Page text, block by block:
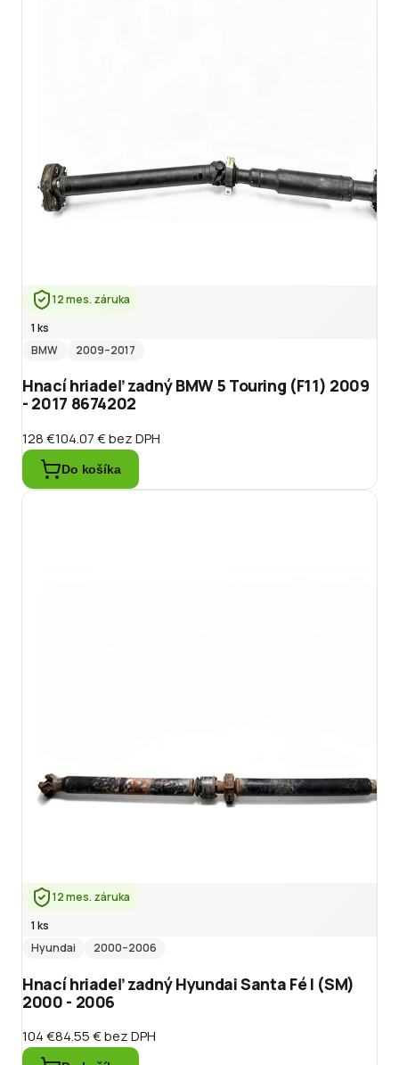
12 mes. záruka
1 ks
BMW
2009–2017
Hnací hriadeľ zadný BMW 5 Touring (F11) 2009
- 2017 8674202
128 €104.07 €bez DPH
Do košíka
12 mes. záruka
1 ks
Hyundai
2000–2006
Hnací hriadeľ zadný Hyundai Santa Fé I (SM)
2000 - 2006
104 €84.55 €bez DPH